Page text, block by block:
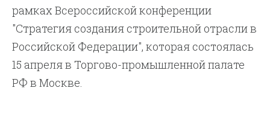
рамках Всероссийской конференции
"Стратегия создания строительной отрасли в
Российской Федерации", которая состоялась
15 апреля в Торгово-промышленной палате
РФ в Москве.